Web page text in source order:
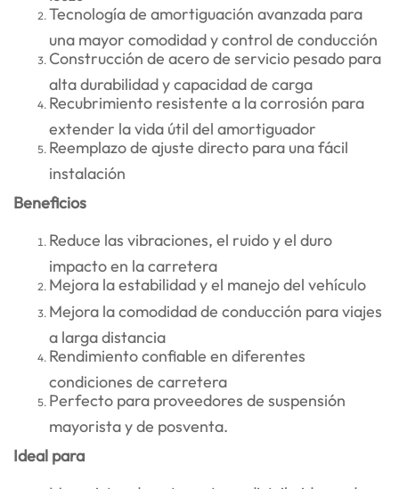
Tecnología de amortiguación avanzada para
una mayor comodidad y control de conducción
Construcción de acero de servicio pesado para
alta durabilidad y capacidad de carga
Recubrimiento resistente a la corrosión para
extender la vida útil del amortiguador
Reemplazo de ajuste directo para una fácil
instalación
Beneficios
Reduce las vibraciones, el ruido y el duro
impacto en la carretera
Mejora la estabilidad y el manejo del vehículo
Mejora la comodidad de conducción para viajes
a larga distancia
Rendimiento confiable en diferentes
condiciones de carretera
Perfecto para proveedores de suspensión
mayorista y de posventa.
Ideal para